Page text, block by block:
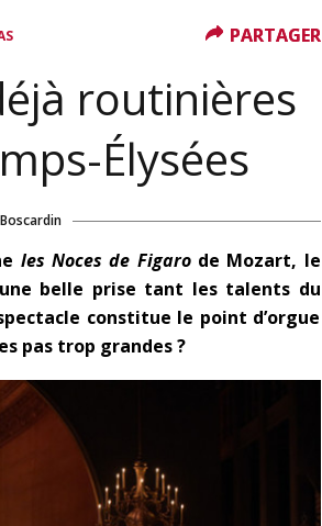
routinières
Élysées
les Noces de Figarode Mozart, le
belle prise tant les talents du
constitue le point d’orgue
pas trop grandes ?
PARTAGER
PARTAGER